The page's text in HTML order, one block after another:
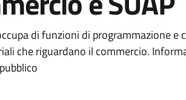
di funzioni di programmazione e
che riguardano il commercio.